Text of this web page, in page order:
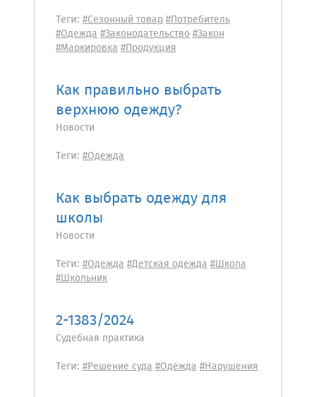
Теги: #Сезонный товар#Потребитель
#Одежда#Законодательство#Закон
#Маркировка#Продукция
Как правильно выбрать
верхнюю одежду?
Новости
Теги: #Одежда
Как выбрать одежду для
школы
Новости
Теги: #Одежда#Детская одежда#Школа
#Школьник
2-1383/2024
Судебная практика
Теги: #Решение суда#Одежда#Нарушения